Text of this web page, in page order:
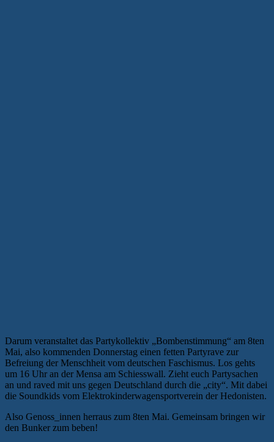
Darum veranstaltet das Partykollektiv „Bombenstimmung“ am 8ten
Mai, also kommenden Donnerstag einen fetten Partyrave zur
Befreiung der Menschheit vom deutschen Faschismus. Los gehts
um 16 Uhr an der Mensa am Schiesswall. Zieht euch Partysachen
an und raved mit uns gegen Deutschland durch die „city“. Mit dabei
die Soundkids vom Elektrokinderwagensportverein der Hedonisten.
Also Genoss_innen herraus zum 8ten Mai. Gemeinsam bringen wir
den Bunker zum beben!